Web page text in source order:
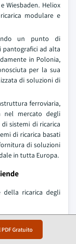
PDF Gratuito
Wiesbaden. Heliox
modulare e
un punto di
ad alta
in Polonia,
per la sua
di soluzioni di
ferroviaria,
nel mercato degli
sistemi di ricarica
di ricarica basati
di soluzioni
in tutta Europa.
ricarica degli